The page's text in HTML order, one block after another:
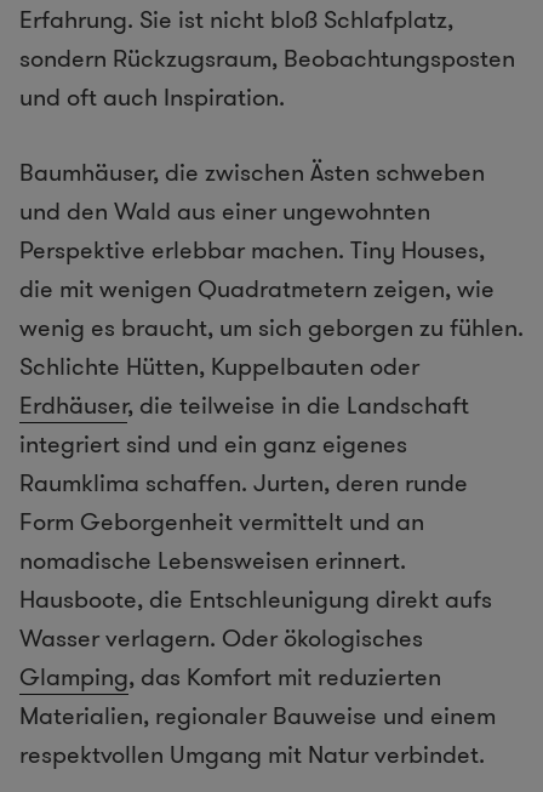
Erfahrung. Sie ist nicht bloß Schlafplatz,
sondern Rückzugsraum, Beobachtungsposten
und oft auch Inspiration.
Baumhäuser, die zwischen Ästen schweben
und den Wald aus einer ungewohnten
Perspektive erlebbar machen. Tiny Houses,
die mit wenigen Quadratmetern zeigen, wie
wenig es braucht, um sich geborgen zu fühlen.
Schlichte Hütten, Kuppelbauten oder
Erdhäuser, die teilweise in die Landschaft
integriert sind und ein ganz eigenes
Raumklima schaffen. Jurten, deren runde
Form Geborgenheit vermittelt und an
nomadische Lebensweisen erinnert.
Hausboote, die Entschleunigung direkt aufs
Wasser verlagern. Oder ökologisches
Glamping, das Komfort mit reduzierten
Materialien, regionaler Bauweise und einem
respektvollen Umgang mit Natur verbindet.